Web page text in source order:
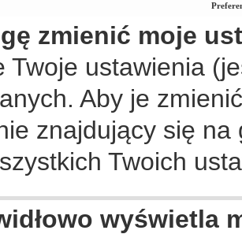
zmienić moje
Twoje ustawienia
Aby je
znajdujący się
Twoich
wyświetla